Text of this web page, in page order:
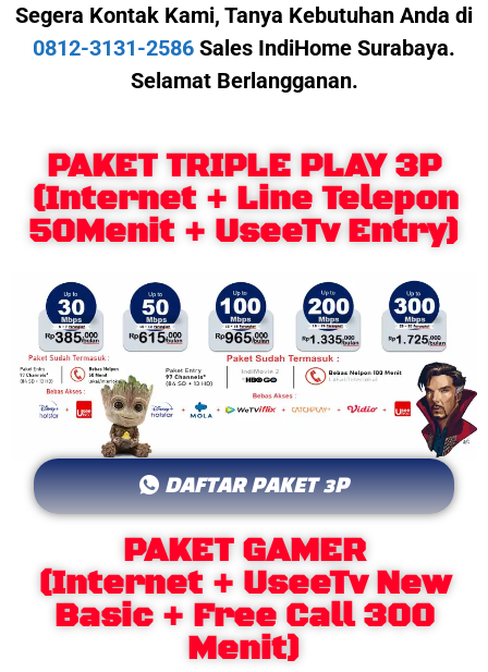
Segera Kontak Kami, Tanya Kebutuhan Anda di
0812-3131-2586 Sales IndiHome Surabaya.
Selamat Berlangganan.
PAKET TRIPLE PLAY 3P
(Internet + Line Telepon
50Menit + UseeTv Entry)
DAFTAR PAKET 3P
PAKET GAMER
(Internet + UseeTv New
Basic + Free Call 300
Menit)